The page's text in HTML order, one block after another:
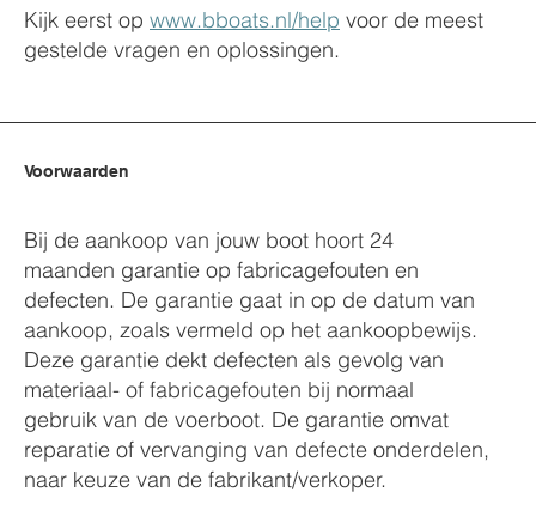
Kijk eerst op www.bboats.nl/help voor de meest
gestelde vragen en oplossingen.
Voorwaarden
Bij de aankoop van jouw boot hoort 24
maanden garantie op fabricagefouten en
defecten. De garantie gaat in op de datum van
aankoop, zoals vermeld op het aankoopbewijs.
Deze garantie dekt defecten als gevolg van
materiaal- of fabricagefouten bij normaal
gebruik van de voerboot. De garantie omvat
reparatie of vervanging van defecte onderdelen,
naar keuze van de fabrikant/verkoper.